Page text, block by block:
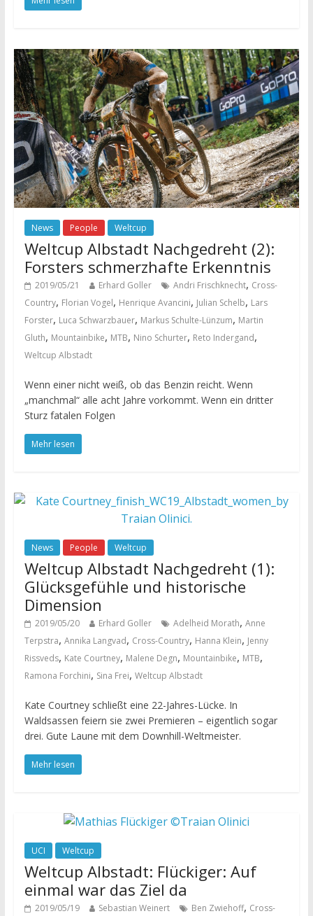
News People Weltcup
Weltcup Albstadt Nachgedreht (2):
Forsters schmerzhafte Erkenntnis
2019/05/21 Erhard Goller Andri Frischknecht, Cross-
Country, Florian Vogel, Henrique Avancini, Julian Schelb, Lars
Forster, Luca Schwarzbauer, Markus Schulte-Lünzum, Martin
Gluth, Mountainbike, MTB, Nino Schurter, Reto Indergand,
Weltcup Albstadt
Wenn einer nicht weiß, ob das Benzin reicht. Wenn
„manchmal“ alle acht Jahre vorkommt. Wenn ein dritter
Sturz fatalen Folgen
Mehr lesen
News People Weltcup
Weltcup Albstadt Nachgedreht (1):
Glücksgefühle und historische
Dimension
2019/05/20 Erhard Goller Adelheid Morath, Anne
Terpstra, Annika Langvad, Cross-Country, Hanna Klein, Jenny
Rissveds, Kate Courtney, Malene Degn, Mountainbike, MTB,
Ramona Forchini, Sina Frei, Weltcup Albstadt
Kate Courtney schließt eine 22-Jahres-Lücke. In
Waldsassen feiern sie zwei Premieren – eigentlich sogar
drei. Gute Laune mit dem Downhill-Weltmeister.
Mehr lesen
UCI Weltcup
Weltcup Albstadt: Flückiger: Auf
einmal war das Ziel da
2019/05/19 Sebastian Weinert Ben Zwiehoff, Cross-